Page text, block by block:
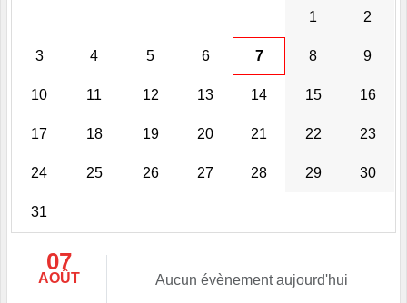
1 2
3 4 5 6 7 8 9
10 11 12 13 14 15 16
17 18 19 20 21 22 23
24 25 26 27 28 29 30
31
07
AOÛT Aucun évènement aujourd'hui